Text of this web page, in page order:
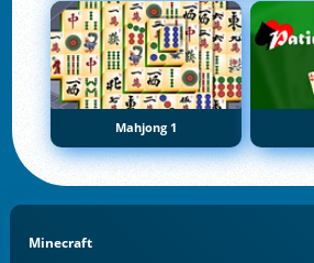
Mahjong 1
Minecraft